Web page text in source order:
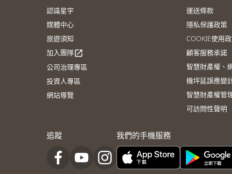
認識星宇
媒體中心
旅遊須知
加入團隊open_in_new
公司治理專區
投資人專區
網站導覽
運送條款
隱私保護政策
COOKIE使用
顧客服務承諾
智慧財產權、
機坪延誤應變
智慧財產權管
可訪問性聲明
追蹤 我們的手機服務